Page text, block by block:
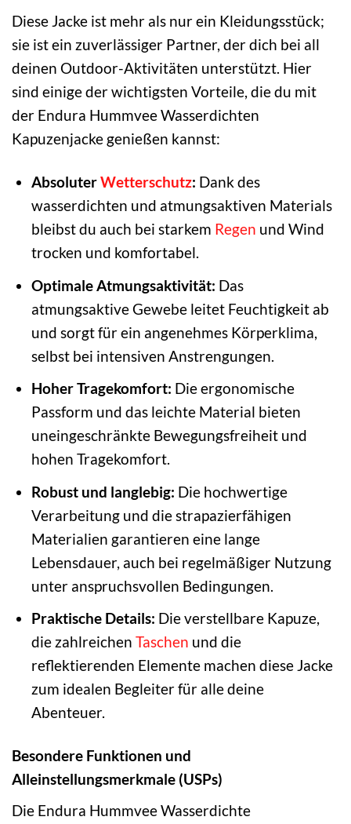
Diese Jacke ist mehr als nur ein Kleidungsstück;
sie ist ein zuverlässiger Partner, der dich bei all
deinen Outdoor-Aktivitäten unterstützt. Hier
sind einige der wichtigsten Vorteile, die du mit
der Endura Hummvee Wasserdichten
Kapuzenjacke genießen kannst:
AbsoluterWetterschutz: Dank des
wasserdichten und atmungsaktiven Materials
bleibst du auch bei starkem Regen und Wind
trocken und komfortabel.
Optimale Atmungsaktivität: Das
atmungsaktive Gewebe leitet Feuchtigkeit ab
und sorgt für ein angenehmes Körperklima,
selbst bei intensiven Anstrengungen.
Hoher Tragekomfort: Die ergonomische
Passform und das leichte Material bieten
uneingeschränkte Bewegungsfreiheit und
hohen Tragekomfort.
Robust und langlebig: Die hochwertige
Verarbeitung und die strapazierfähigen
Materialien garantieren eine lange
Lebensdauer, auch bei regelmäßiger Nutzung
unter anspruchsvollen Bedingungen.
Praktische Details: Die verstellbare Kapuze,
die zahlreichen Taschen und die
reflektierenden Elemente machen diese Jacke
zum idealen Begleiter für alle deine
Abenteuer.
Besondere Funktionen und
Alleinstellungsmerkmale (USPs)
Die Endura Hummvee Wasserdichte